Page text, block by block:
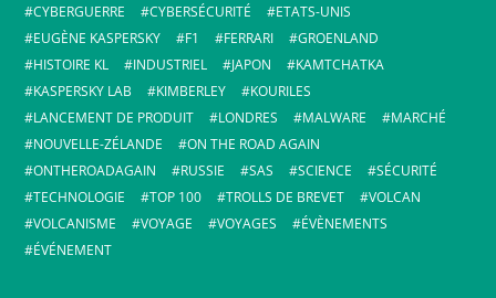
CYBERGUERRE
CYBERSÉCURITÉ
ETATS-UNIS
EUGÈNE KASPERSKY
F1 FERRARI
GROENLAND
HISTOIRE KL
INDUSTRIEL JAPON
KAMTCHATKA
KASPERSKY LAB
KIMBERLEY
KOURILES
LANCEMENT DE PRODUIT
LONDRES MALWARE
MARCHÉ
NOUVELLE-ZÉLANDE
ON THE ROAD AGAIN
ONTHEROADAGAIN
RUSSIE SAS SCIENCE
SÉCURITÉ
TECHNOLOGIE
TOP 100 TROLLS DE BREVET
VOLCAN
VOLCANISME
VOYAGE VOYAGES
ÉVÈNEMENTS
ÉVÉNEMENT